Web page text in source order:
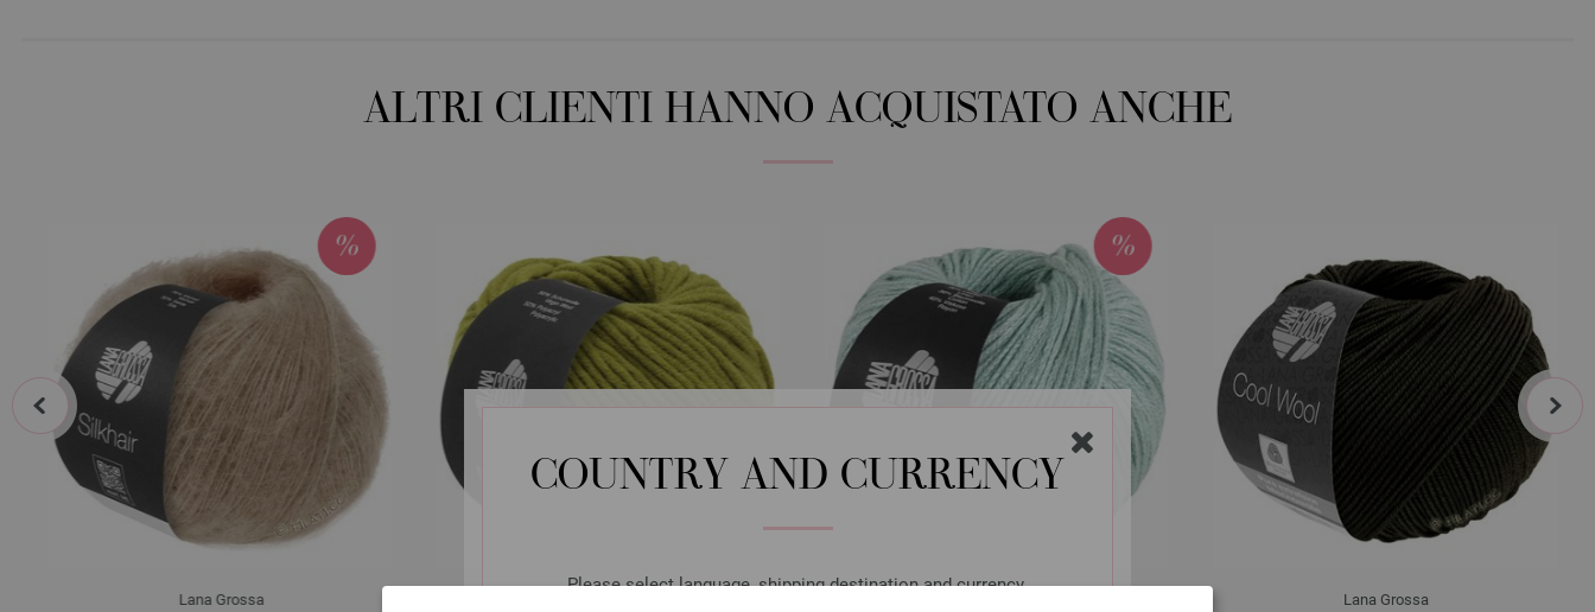
COUNTRY AND CURRENCY
Please select language, shipping destination and currency.
ALTRI CLIENTI HANNO ACQUISTATO ANCHE
Lana Grossa Lana Grossa
prev next